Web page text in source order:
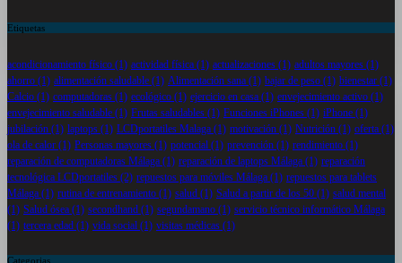
Etiquetas
acondicionamiento físico (1) actividad física (1) actualizaciones (1) adultos mayores (1)
ahorro (1) alimentación saludable (1) Alimentación sana (1) bajar de peso (1) bienestar (1)
Calcio (1) computadoras (1) ecológico (1) ejercicio en casa (1) envejecimiento activo (1)
envejecimiento saludable (1) Frutas saludables (1) Funciones iPhones (1) iPhone (1)
jubilación (1) laptops (1) LCDportatiles Malaga (1) motivación (1) Nutrición (1) oferta (1)
ola de calor (1) Personas mayores (1) potencial (1) prevención (1) rendimiento (1)
reparación de computadoras Málaga (1) reparación de laptops Málaga (1) reparación
tecnológica LCDportatiles (2) repuestos para móviles Málaga (1) repuestos para tablets
Málaga (1) rutina de entrenamiento (1) salud (1) Salud a partir de los 50 (1) salud mental
(1) Salud ósea (1) secondhand (1) segundamano (1) servicio técnico informático Málaga
(1) tercera edad (1) vida social (1) visitas médicas (1)
Categorias